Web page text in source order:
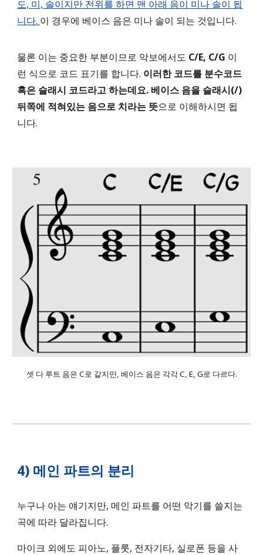
도, 미, 솔이지만 전위를 하면 맨 아래 음이 미나 솔이 됩
니다. 이 경우에 베이스 음은 미나 솔이 되는 것입니다.
물론 이는 중요한 부분이므로 악보에서도 C/E, C/G 이
런 식으로 코드 표기를 합니다. 이러한 코드를 분수코드
혹은 슬래시 코드라고 하는데요. 베이스 음을 슬래시(/)
뒤쪽에 적혀있는 음으로 치라는 뜻으로 이해하시면 됩
니다.
셋 다 루트 음은 C로 같지만, 베이스 음은 각각 C, E, G로 다르다.
4) 메인 파트의 분리
누구나 아는 얘기지만, 메인 파트를 어떤 악기를 쓸지는
곡에 따라 달라집니다.
마이크 외에도 피아노, 플룻, 전자기타, 실로폰 등을 사